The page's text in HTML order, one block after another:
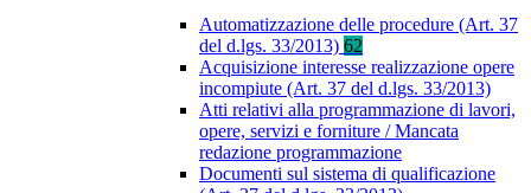
Automatizzazione delle procedure (Art. 37
del d.lgs. 33/2013) 62
Acquisizione interesse realizzazione opere
incompiute (Art. 37 del d.lgs. 33/2013)
Atti relativi alla programmazione di lavori,
opere, servizi e forniture / Mancata
redazione programmazione
Documenti sul sistema di qualificazione